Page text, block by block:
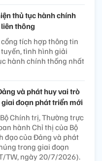
thủ tục hành chính
thông
tích hợp thông tin
tình hình giải
hành chính thống nhất
và phát huy vai trò
đoạn phát triển mới
Chính trị, Thường trực
hành Chỉ thị của Bộ
đạo của Đảng và phát
trong giai đoạn
TW, ngày 20/7/2026).